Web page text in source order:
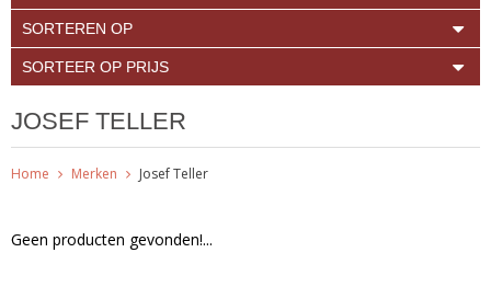
SORTEREN OP
SORTEER OP PRIJS
JOSEF TELLER
Home Merken Josef Teller
Geen producten gevonden!...